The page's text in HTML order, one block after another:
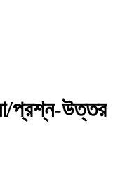
প্রশ্ন-উত্তর